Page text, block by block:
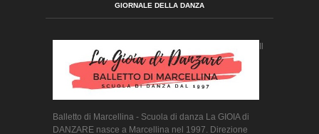
GIORNALE DELLA DANZA
Il
Balletto di Marcellina - Scuola di danza La GIOIA di
DANZARE nasce a Marcellina nel 1997. Direzione